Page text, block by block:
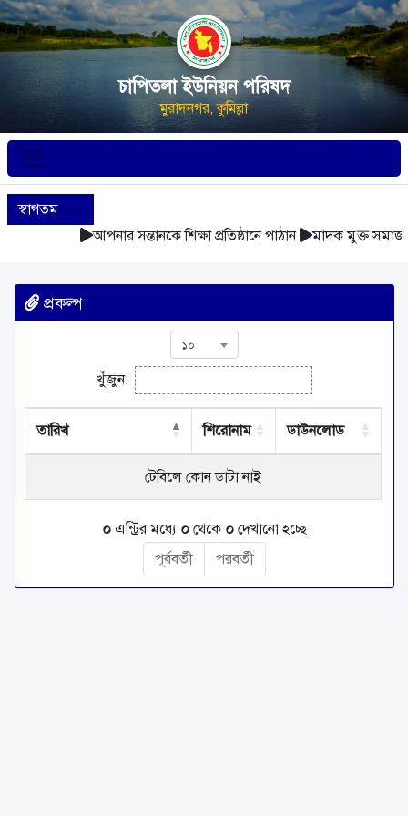
চাপিতলা ইউনিয়ন পরিষদ
মুরাদনগর, কুমিল্লা
স্বাগতম
আপনার সন্তানকে শিক্ষা প্রতিষ্ঠানে পাঠান
মাদক মুক্ত সমাজ
প্রকল্প
১০
খুঁজুন:
তারিখ শিরোনাম ডাউনলোড
টেবিলে কোন ডাটা নাই
০এন্ট্রির মধ্যে ০থেকে ০দেখানো হচ্ছে
পূর্ববর্তী
পরবর্তী